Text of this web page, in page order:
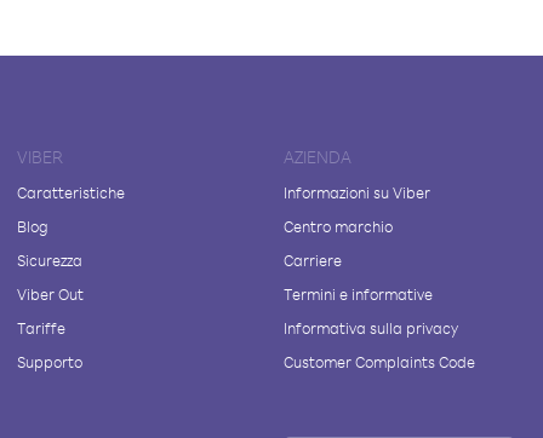
VIBER
Caratteristiche
Blog
Sicurezza
Viber Out
Tariffe
Supporto
AZIENDA
Informazioni su Viber
Centro marchio
Carriere
Termini e informative
Informativa sulla privacy
Customer Complaints Code